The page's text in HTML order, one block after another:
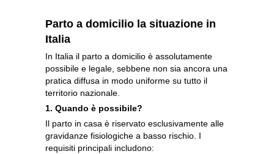
Parto a domicilio la situazione in
Italia
In Italia il parto a domicilio è assolutamente
possibile e legale, sebbene non sia ancora una
pratica diffusa in modo uniforme su tutto il
territorio nazionale.
1. Quando è possibile?
Il parto in casa è riservato esclusivamente alle
gravidanze fisiologiche a basso rischio. I
requisiti principali includono: